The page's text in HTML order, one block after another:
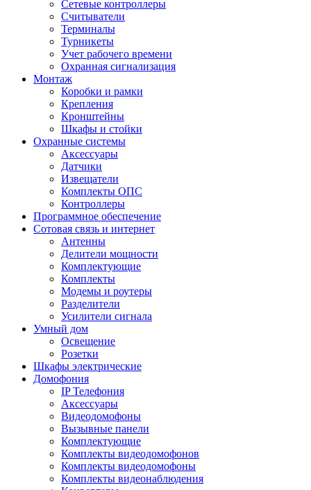
Сетевые контроллеры
Считыватели
Терминалы
Турникеты
Учет рабочего времени
Охранная сигнализация
Монтаж
Коробки и рамки
Крепления
Кронштейны
Шкафы и стойки
Охранные системы
Аксессуары
Датчики
Извещатели
Комплекты ОПС
Контроллеры
Программное обеспечение
Сотовая связь и интернет
Антенны
Делители мощности
Комплектующие
Комплекты
Модемы и роутеры
Разделители
Усилители сигнала
Умный дом
Освещение
Розетки
Шкафы электрические
Домофония
IP Телефония
Аксессуары
Видеодомофоны
Вызывные панели
Комплектующие
Комплекты видеодомофонов
Комплекты видеодомофоны
Комплекты видеонаблюдения